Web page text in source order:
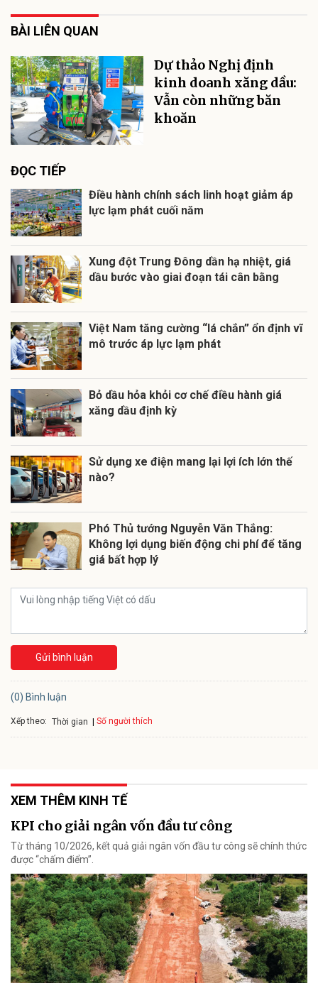
BÀI LIÊN QUAN
Dự thảo Nghị định
kinh doanh xăng dầu:
Vẫn còn những băn
khoăn
ĐỌC TIẾP
Điều hành chính sách linh hoạt giảm áp
lực lạm phát cuối năm
Xung đột Trung Đông dần hạ nhiệt, giá
dầu bước vào giai đoạn tái cân bằng
Việt Nam tăng cường “lá chắn” ổn định vĩ
mô trước áp lực lạm phát
Bỏ dầu hỏa khỏi cơ chế điều hành giá
xăng dầu định kỳ
Sử dụng xe điện mang lại lợi ích lớn thế
nào?
Phó Thủ tướng Nguyễn Văn Thắng:
Không lợi dụng biến động chi phí để tăng
giá bất hợp lý
Gửi bình luận
(0) Bình luận
Xếp theo: Thời gian Số người thích
XEM THÊM KINH TẾ
KPI cho giải ngân vốn đầu tư công
Từ tháng 10/2026, kết quả giải ngân vốn đầu tư công sẽ chính thức
được “chấm điểm”.